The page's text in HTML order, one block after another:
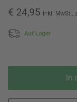
€ 24,95 inkl. MwSt.,
Auf Lager
In